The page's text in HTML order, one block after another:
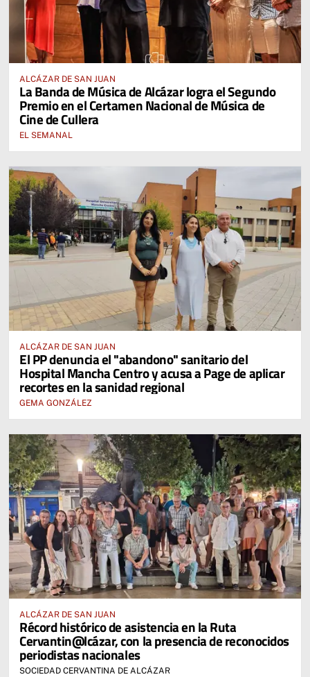
ALCÁZAR DE SAN JUAN
La Banda de Música de Alcázar logra el Segundo
Premio en el Certamen Nacional de Música de
Cine de Cullera
EL SEMANAL
ALCÁZAR DE SAN JUAN
El PP denuncia el "abandono" sanitario del
Hospital Mancha Centro y acusa a Page de aplicar
recortes en la sanidad regional
GEMA GONZÁLEZ
ALCÁZAR DE SAN JUAN
Récord histórico de asistencia en la Ruta
Cervantin@lcázar, con la presencia de reconocidos
periodistas nacionales
SOCIEDAD CERVANTINA DE ALCÁZAR